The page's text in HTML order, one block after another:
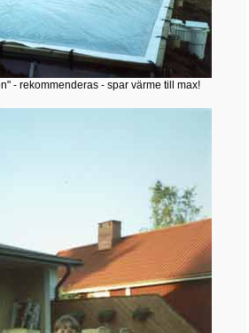
- rekommenderas - spar värme till max!